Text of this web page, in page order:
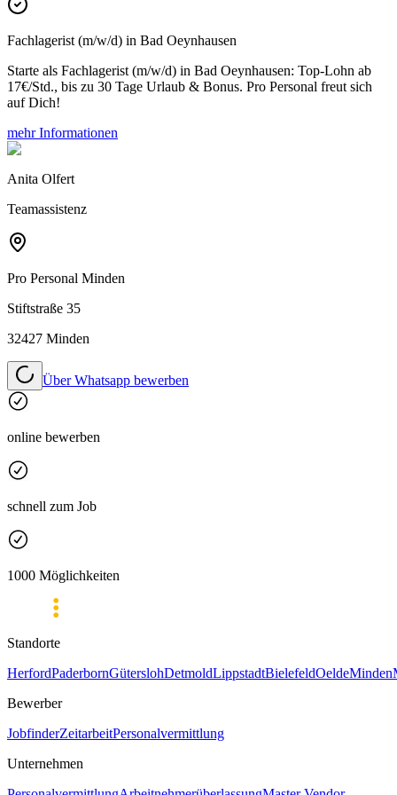
Fachlagerist (m/w/d) in Bad Oeynhausen
Starte als Fachlagerist (m/w/d) in Bad Oeynhausen: Top-Lohn ab
17€/Std., bis zu 30 Tage Urlaub & Bonus. Pro Personal freut sich
auf Dich!
mehr Informationen
Anita Olfert
Teamassistenz
Pro Personal Minden
Stiftstraße 35
32427 Minden
Über Whatsapp bewerben
online bewerben
schnell zum Job
1000 Möglichkeiten
Standorte
HerfordPaderbornGüterslohDetmoldLippstadtBielefeldOeldeMinden
Bewerber
JobfinderZeitarbeitPersonalvermittlung
Unternehmen